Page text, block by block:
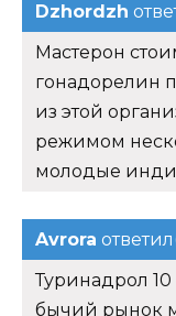
Dzhordzh
Мастерон
гонадорелин
из этой
режимом
молодые
Avrora
Туринадрол
бычий рынок